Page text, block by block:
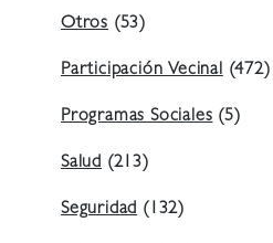
Otros (53)
Participación Vecinal(472)
Programas Sociales(5)
Salud (213)
Seguridad(132)